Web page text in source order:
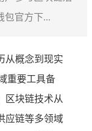
包官方下...
从概念到现实
重要工具备
区块链技术从
应链等多领域